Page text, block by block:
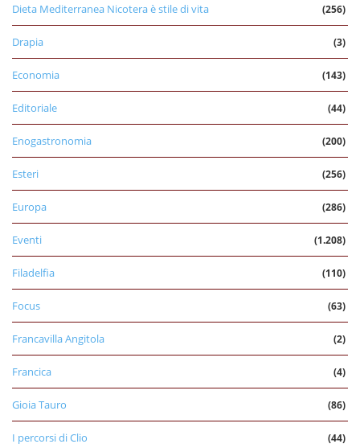
Dieta Mediterranea Nicotera è stile di vita (256)
Drapia (3)
Economia (143)
Editoriale (44)
Enogastronomia (200)
Esteri (256)
Europa (286)
Eventi (1.208)
Filadelfia (110)
Focus (63)
Francavilla Angitola (2)
Francica (4)
Gioia Tauro (86)
I percorsi di Clio (44)